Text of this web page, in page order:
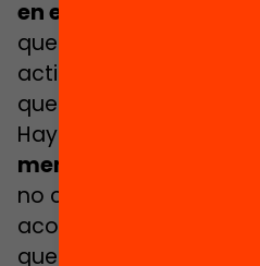
en estado de jubilación
que prestar especial
actitudes y las
que desarrollen
Hay que tener
mentoría
no consiste
acompañar, ni
que su objetivo no es